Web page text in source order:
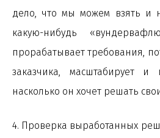
дело, что мы можем взять и
какую-нибудь
прорабатывает требования,
заказчика, масштабирует и
насколько он хочет решать
4. Проверка выработанных